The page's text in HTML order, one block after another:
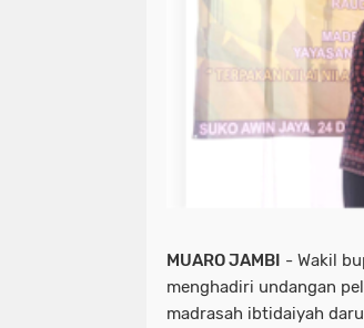
MUARO JAMBI - Wakil
menghadiri undangan
madrasah ibtidaiyah